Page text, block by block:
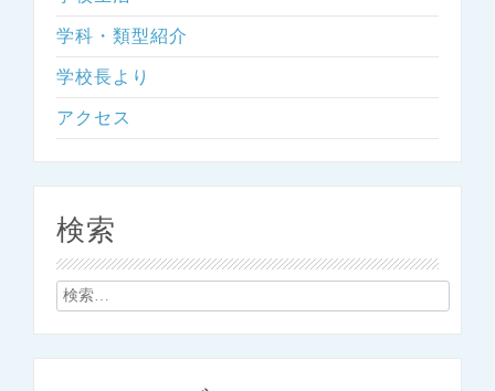
学科・類型紹介
学校長より
アクセス
検索
検
索: